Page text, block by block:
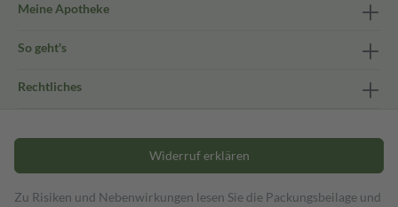
Meine Apotheke
So geht's
Rechtliches
Widerruf erklären
Zu Risiken und Nebenwirkungen lesen Sie die Packungsbeilage und